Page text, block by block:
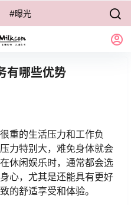
#曝光
有哪些优势
重的生活压力和工作负
力特别大，难免身体就会
休闲娱乐时，通常都会选
心，尤其是还能具有更好
的舒适享受和体验。